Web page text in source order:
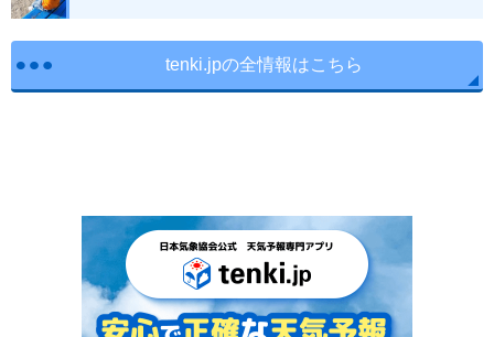
tenki.jpの全情報はこちら